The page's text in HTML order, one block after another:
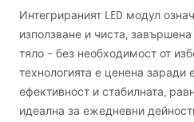
Интегрираният LED модул
използване и чиста,
тяло – без необходимост от
технологията е ценена заради
ефективност и стабилната,
идеална за ежедневни